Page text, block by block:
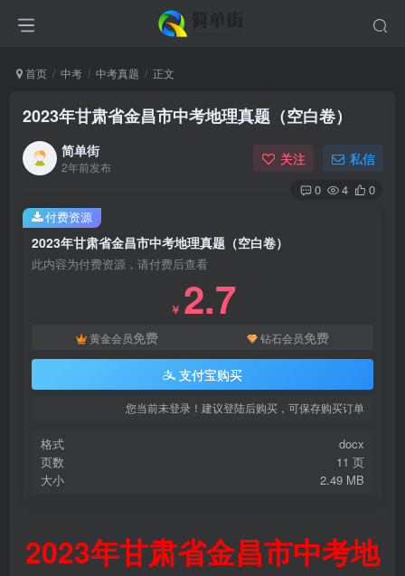
首页 中考 中考真题 正文
2023年甘肃省金昌市中考地理真题（空白卷）
简单街
2年前发布 关注 私信
0 4 0
2023年甘肃省金昌市中考地理真题（空白卷）
此内容为付费资源，请付费后查看
￥ 2.7
黄金会员免费 钻石会员免费
支付宝购买
您当前未登录！建议登陆后购买，可保存购买订单
格式
docx
页数
11 页
大小
2.49 MB
付费资源
2023年甘肃省金昌市中考地